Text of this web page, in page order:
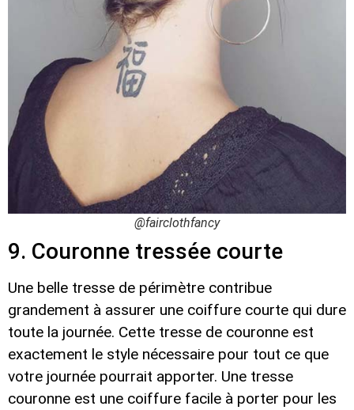
@fairclothfancy
9. Couronne tressée courte
Une belle tresse de périmètre contribue
grandement à assurer une coiffure courte qui dure
toute la journée. Cette tresse de couronne est
exactement le style nécessaire pour tout ce que
votre journée pourrait apporter. Une tresse
couronne est une coiffure facile à porter pour les